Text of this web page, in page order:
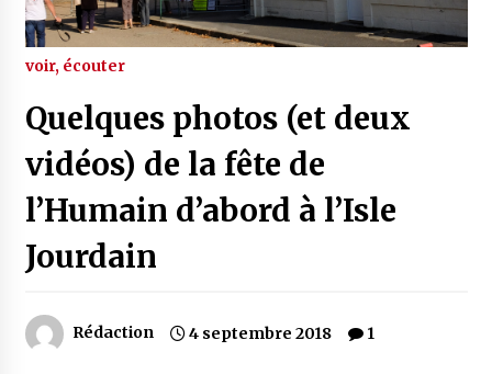
voir, écouter
Quelques photos (et deux
vidéos) de la fête de
l’Humain d’abord à l’Isle
Jourdain
Rédaction 4 septembre 2018 1